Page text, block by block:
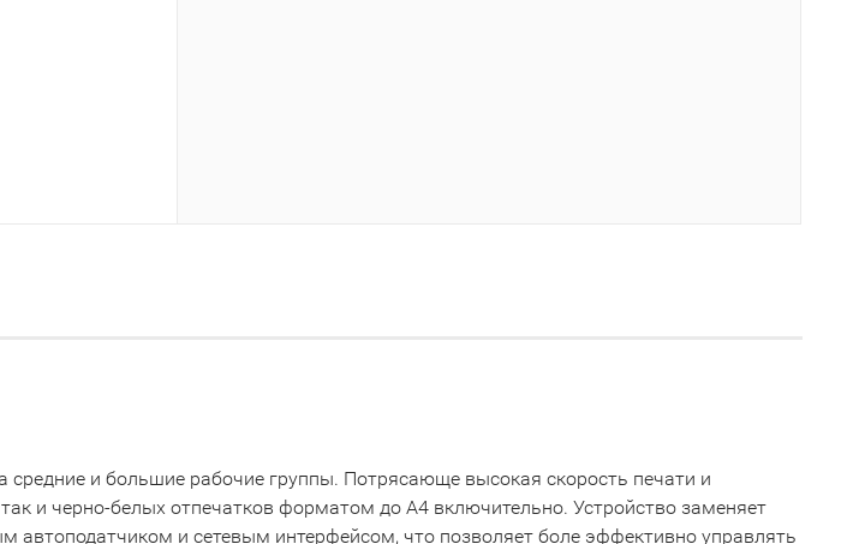
и большие рабочие группы. Потрясающе высокая скорость печати и
и черно-белых отпечатков форматом до А4 включительно. Устройство заменяет
автоподатчиком и сетевым интерфейсом, что позволяет боле эффективно управлять